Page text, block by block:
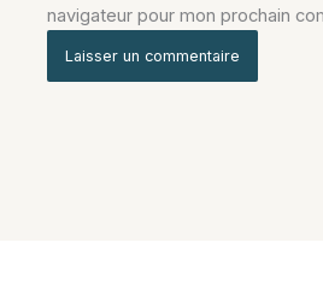
navigateur pour mon prochain